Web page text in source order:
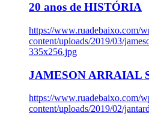
20 anos de HISTÓRIA
https://www.ruadebaixo.com/
content/uploads/2019/03/
335x256.jpg
JAMESON ARRAIAL
https://www.ruadebaixo.com/
content/uploads/2019/02/